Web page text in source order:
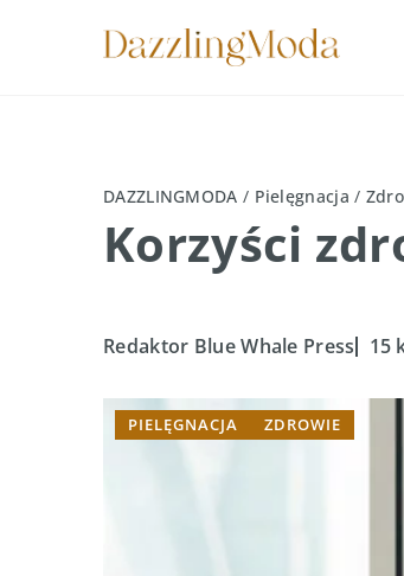
DAZZLINGMODA / Pielęgnacja /
Korzyści
Redaktor Blue Whale Press 15
PIELĘGNACJA ZDROWIE